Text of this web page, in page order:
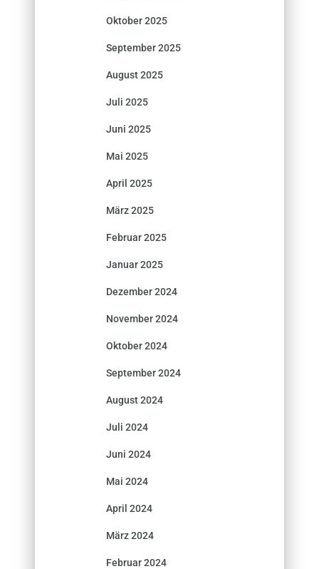
Oktober 2025
September 2025
August 2025
Juli 2025
Juni 2025
Mai 2025
April 2025
März 2025
Februar 2025
Januar 2025
Dezember 2024
November 2024
Oktober 2024
September 2024
August 2024
Juli 2024
Juni 2024
Mai 2024
April 2024
März 2024
Februar 2024